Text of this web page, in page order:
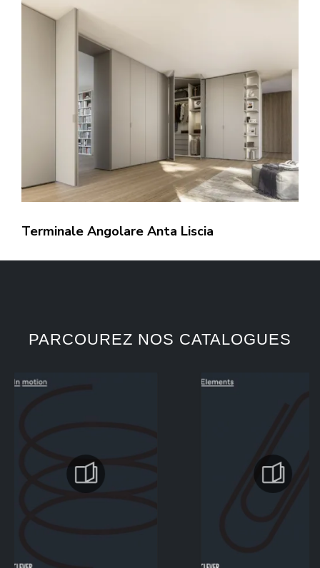
Terminale Angolare Anta Liscia
PARCOUREZ NOS CATALOGUES